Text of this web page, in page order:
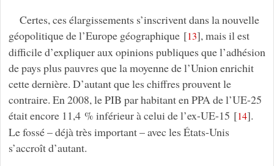
Certes, ces élargissements s’inscrivent dans la nouvelle
géopolitique de l’Europe géographique[13], mais il est
difficile d’expliquer aux opinions publiques que l’adhésion
de pays plus pauvres que la moyenne de l’Union enrichit
cette dernière. D’autant que les chiffres prouvent le
contraire. En 2008, le PIB par habitant en PPA de l’UE-25
était encore 11,4 % inférieur à celui de l’ex-UE-15 [14].
Le fossé – déjà très important – avec les États-Unis
s’accroît d’autant.